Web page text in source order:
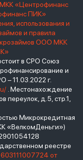
МКК «Центрофинанс
ПИК»
использования и
и правила
ООО МКК
в СРО Союз
и
– 11.03.2022 г.
. Местонахождение
переулок, д.5, стр.1,
Микрокредитная
«ВелкомДеньги»)
реестре
от